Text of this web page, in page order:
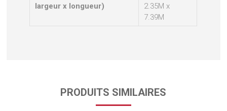
largeur x longueur)
2.35M x
7.39M
PRODUITS SIMILAIRES